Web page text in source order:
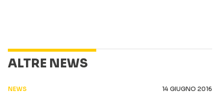
ALTRE NEWS
NEWS 14 GIUGNO 2016